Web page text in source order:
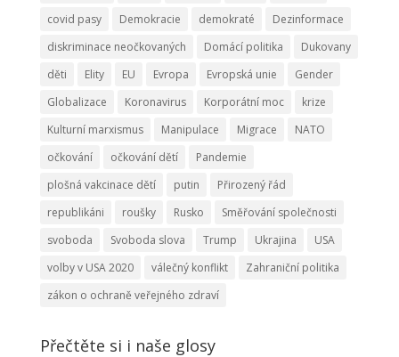
covid pasy
Demokracie demokraté
Dezinformace
diskriminace neočkovaných
Domácí politika
Dukovany
děti
Elity EU Evropa Evropská unie
Gender
Globalizace
Koronavirus Korporátní moc
krize
Kulturní marxismus
Manipulace Migrace
NATO
očkování
očkování dětí
Pandemie
plošná vakcinace dětí
putin
Přirozený řád
republikáni
roušky Rusko
Směřování společnosti
svoboda
Svoboda slova Trump Ukrajina
USA
volby v USA 2020
válečný konflikt
Zahraniční politika
zákon o ochraně veřejného zdraví
Přečtěte si i naše glosy